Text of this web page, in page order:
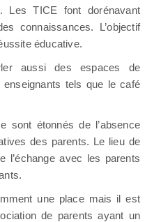
Les TICE font dorénavant
connaissances. L’objectif
éducative.
aussi des espaces de
enseignants tels que le café
sont étonnés de l’absence
des parents. Le lieu de
l’échange avec les parents
une place mais il est
de parents ayant un